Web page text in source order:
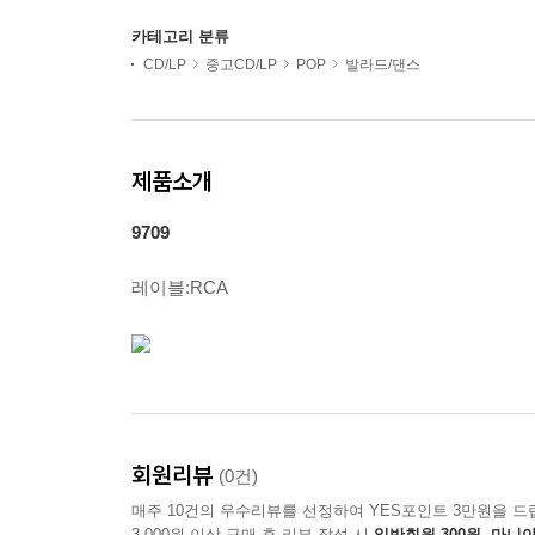
카테고리 분류
CD/LP 중고CD/LP POP 발라드/댄스
제품소개
9709
레이블:RCA
회원리뷰 (0건)
매주 10건의 우수리뷰를 선정하여 YES포인트 3만원을 드